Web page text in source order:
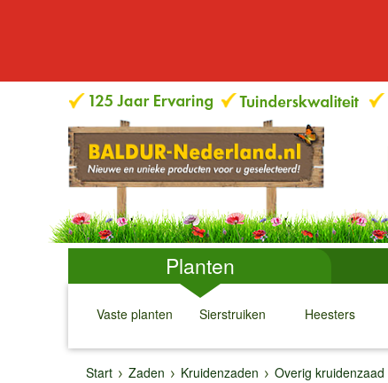
Planten
Vaste planten
↓
Sierstruiken
↓
Heesters
↓ ↓
Start
Zaden Kruidenzaden Overig kruidenzaad